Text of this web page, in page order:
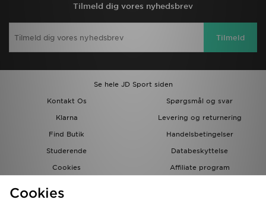
Tilmeld dig vores nyhedsbrev
Tilmeld
Se hele JD Sport siden
Kontakt Os
Spørgsmål og svar
Klarna
Levering og returnering
Find Butik
Handelsbetingelser
Studerende
Databeskyttelse
Cookies
Affiliate program
Cookies